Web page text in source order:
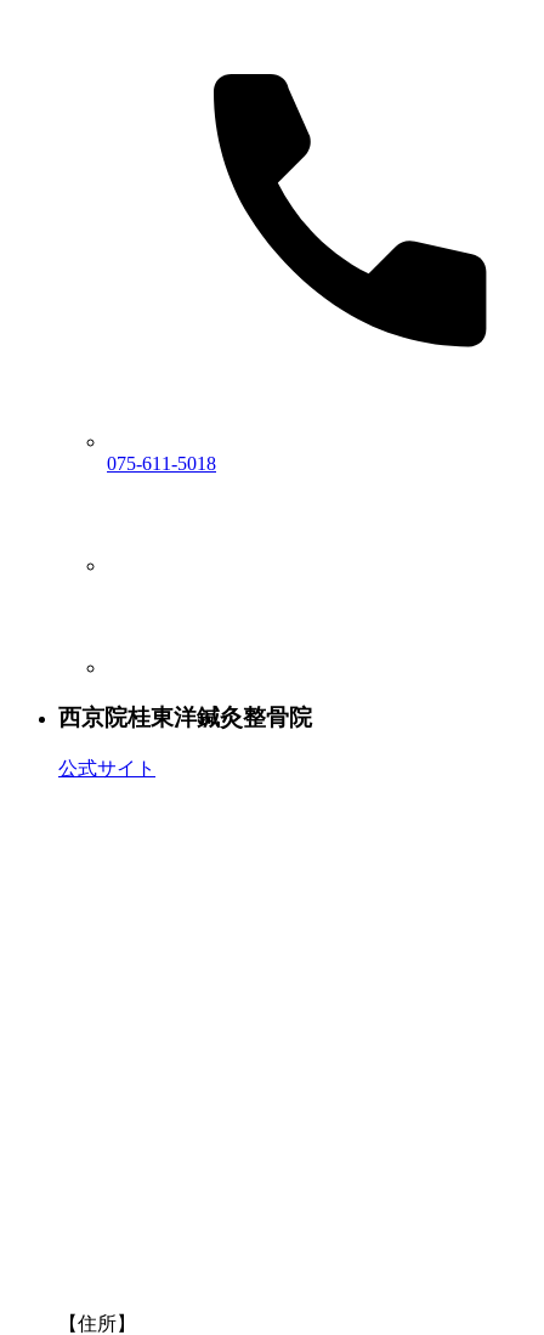
075-611-5018
西京院桂東洋鍼灸整骨院
公式サイト
【住所】